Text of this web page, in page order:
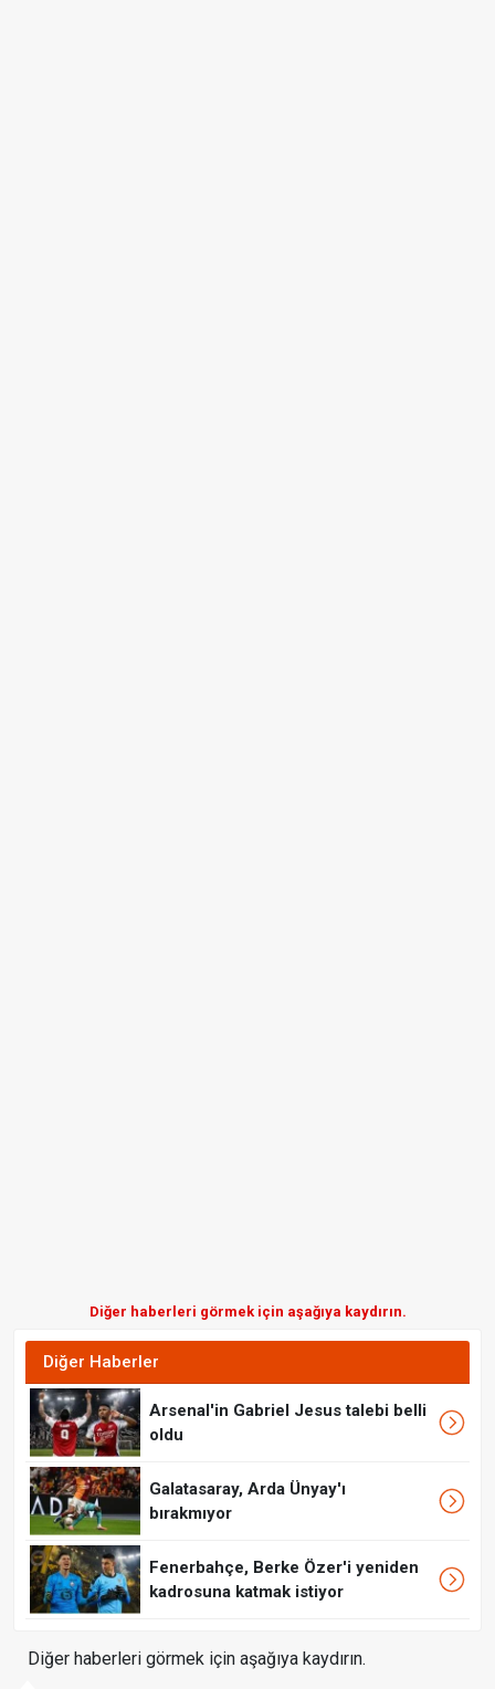
Diğer haberleri görmek için aşağıya kaydırın.
Diğer Haberler
Arsenal'in Gabriel Jesus talebi belli
oldu
Galatasaray, Arda Ünyay'ı
bırakmıyor
Fenerbahçe, Berke Özer'i yeniden
kadrosuna katmak istiyor
Diğer haberleri görmek için aşağıya kaydırın.